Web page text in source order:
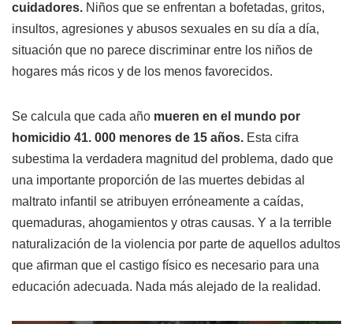
cuidadores. Niños que se enfrentan a bofetadas, gritos,
insultos, agresiones y abusos sexuales en su día a día,
situación que no parece discriminar entre los niños de
hogares más ricos y de los menos favorecidos.
Se calcula que cada año mueren en el mundo por
homicidio 41. 000 menores de 15 años. Esta cifra
subestima la verdadera magnitud del problema, dado que
una importante proporción de las muertes debidas al
maltrato infantil se atribuyen erróneamente a caídas,
quemaduras, ahogamientos y otras causas. Y a la terrible
naturalización de la violencia por parte de aquellos adultos
que afirman que el castigo físico es necesario para una
educación adecuada. Nada más alejado de la realidad.